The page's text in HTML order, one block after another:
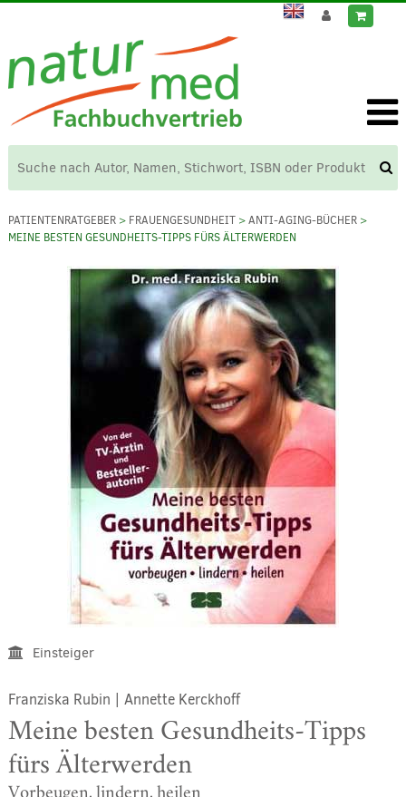
PATIENTENRATGEBER> FRAUENGESUNDHEIT>ANTI-AGING-BÜCHER>
MEINE BESTEN GESUNDHEITS-TIPPS FÜRS ÄLTERWERDEN
Einsteiger
Franziska Rubin | Annette Kerckhoff
Meine besten Gesundheits-Tipps
fürs Älterwerden
Vorbeugen, lindern, heilen